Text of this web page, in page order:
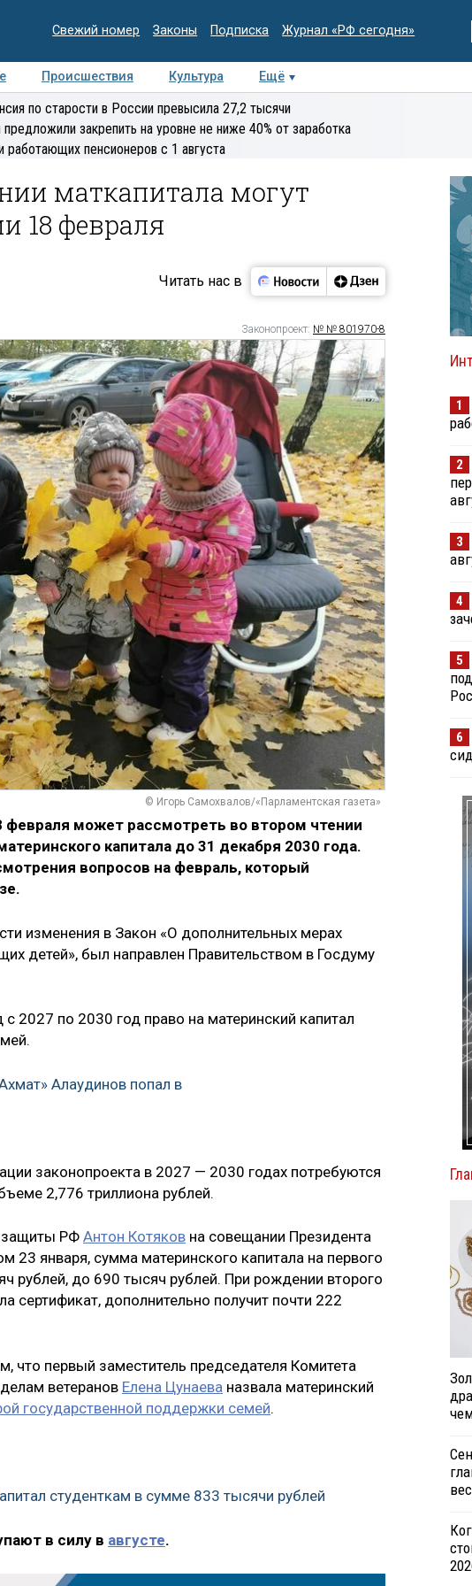
Свежий номер Законы Подписка Журнал «РФ сегодня»
Происшествия Культура Ещё
Медиацентр Интервью Колумнисты
экспертиза
по старости в России превысила 27,2 тысячи
закрепить на уровне не ниже 40% от заработка
работающих пенсионеров с 1 августа
маткапитала могут
18 февраля
Читать нас в
Законопроект: № № 801970-8
© Игорь Самохвалов/«Парламентская газета»
февраля может рассмотреть во втором чтении
капитала до 31 декабря 2030 года.
вопросов на февраль, который
изменения в Закон «О дополнительных мерах
детей», был направлен Правительством в Госдуму
2027 по 2030 год право на материнский капитал
Алаудинов попал в
законопроекта в 2027 — 2030 годах потребуются
2,776 триллиона рублей.
защиты РФ Антон Котяков на совещании Президента
23 января, сумма материнского капитала на первого
рублей, до 690 тысяч рублей. При рождении второго
сертификат, дополнительно получит почти 222
что первый заместитель председателя Комитета
ветеранов Елена Цунаева назвала материнский
государственной поддержки семей.
студенткам в сумме 833 тысячи рублей
в силу в августе.
1
2
3
4
5
6